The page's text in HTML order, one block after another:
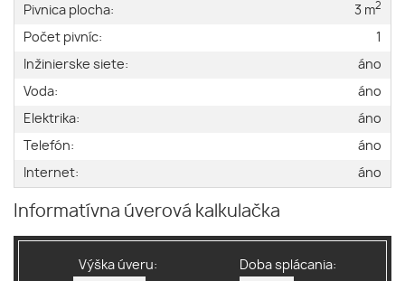
Pivnica plocha:
3 m2
Počet pivníc:
1
Inžinierske siete:
áno
Voda:
áno
Elektrika:
áno
Telefón:
áno
Internet:
áno
Informatívna úverová kalkulačka
Výška úveru:
Doba splácania: